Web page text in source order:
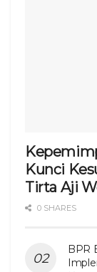
Kunci
Tirta Aji
0 SHARES
BPR